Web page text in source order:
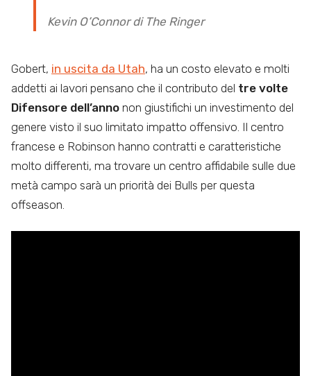
Kevin O’Connor di The Ringer
Gobert, in uscita da Utah, ha un costo elevato e molti
addetti ai lavori pensano che il contributo del tre volte
Difensore dell’anno non giustifichi un investimento del
genere visto il suo limitato impatto offensivo. Il centro
francese e Robinson hanno contratti e caratteristiche
molto differenti, ma trovare un centro affidabile sulle due
metà campo sarà un priorità dei Bulls per questa
offseason.